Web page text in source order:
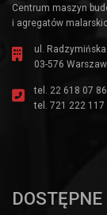
Centrum maszyn
i agregatów
ul.
03-576
tel. 22 618 07 86
tel. 721 222 117